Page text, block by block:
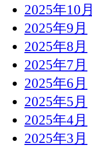
2025年10月
2025年9月
2025年8月
2025年7月
2025年6月
2025年5月
2025年4月
2025年3月